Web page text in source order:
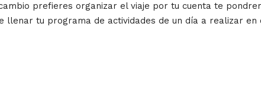
prefieres organizar el viaje por tu cuenta te
llenar tu programa de actividades de un día a realizar en